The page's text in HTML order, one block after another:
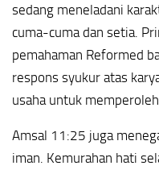
sedang meneladani
cuma-cuma dan setia.
pemahaman Reformed
respons syukur atas
usaha untuk
Amsal 11:25 juga
iman. Kemurahan hati